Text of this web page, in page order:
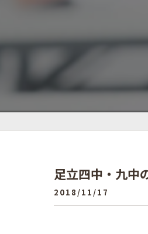
足立四中・九中
2018/11/17